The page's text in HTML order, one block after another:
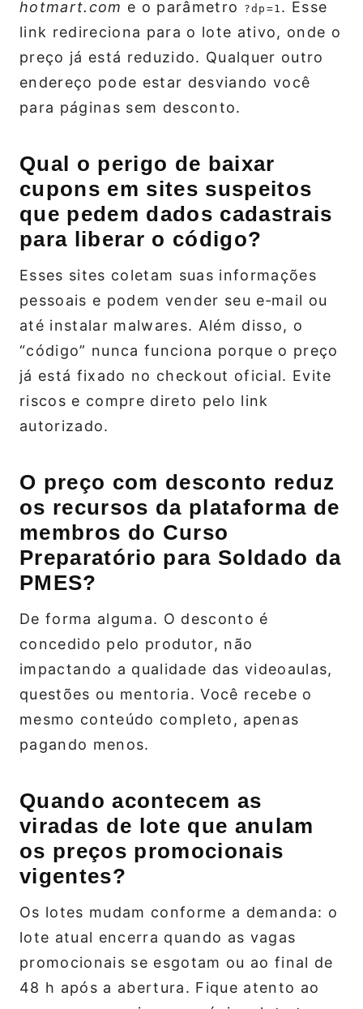
hotmart.com e o parâmetro ?dp=1 . Esse
link redireciona para o lote ativo, onde o
preço já está reduzido. Qualquer outro
endereço pode estar desviando você
para páginas sem desconto.
Qual o perigo de baixar
cupons em sites suspeitos
que pedem dados cadastrais
para liberar o código?
Esses sites coletam suas informações
pessoais e podem vender seu e‑mail ou
até instalar malwares. Além disso, o
“código” nunca funciona porque o preço
já está fixado no checkout oficial. Evite
riscos e compre direto pelo link
autorizado.
O preço com desconto reduz
os recursos da plataforma de
membros do Curso
Preparatório para Soldado da
PMES?
De forma alguma. O desconto é
concedido pelo produtor, não
impactando a qualidade das videoaulas,
questões ou mentoria. Você recebe o
mesmo conteúdo completo, apenas
pagando menos.
Quando acontecem as
viradas de lote que anulam
os preços promocionais
vigentes?
Os lotes mudam conforme a demanda: o
lote atual encerra quando as vagas
promocionais se esgotam ou ao final de
48 h após a abertura. Fique atento ao